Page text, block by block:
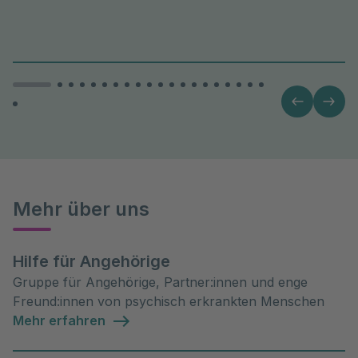
Station 22 - Psychische Erkrankungen im höheren
Lebensalter, Depressionen und Migration
Mehr über uns
Hilfe für Angehörige
Gruppe für Angehörige, Partner:innen und enge
Freund:innen von psychisch erkrankten Menschen
Mehr erfahren